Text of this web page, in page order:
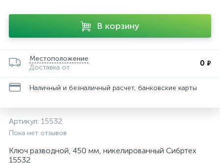
В корзину
Местоположение
Доставка от
0 ₽
Наличный и безналичный расчет, банковские карты
Артикул: 15532
Пока нет отзывов
Ключ разводной, 450 мм, никелированный Сибртех
15532